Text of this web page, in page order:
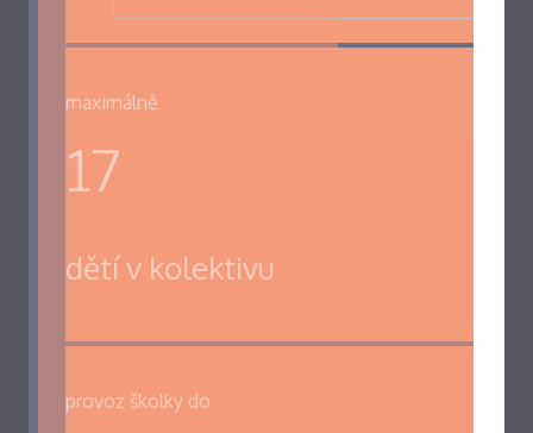
maximálně
17
dětí v kolektivu
provoz školky do